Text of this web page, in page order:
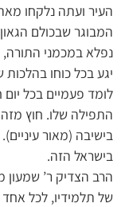
העיר ועתה נלקחו
המבוגר שבכולם
נפלא במכמני
יגע בכל כוחו
לומד פעמיים בכל
התפילה שלו. חוץ
בישיבה (מאור
בישראל הזה.
הרב הצדיק ר’ שמעון
של תלמידיו, לכל